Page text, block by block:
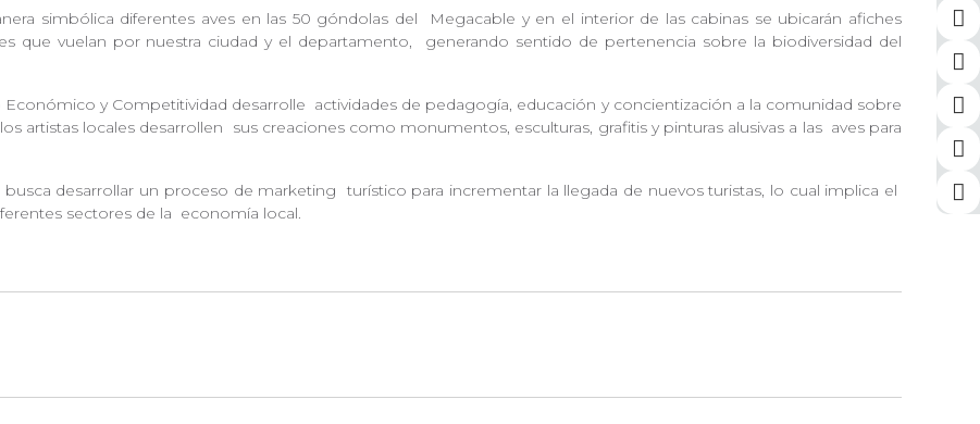
simbólica diferentes aves en las 50 góndolas del
Megacable y en el interior de las cabinas se ubicarán afiches
que vuelan por nuestra ciudad y el departamento,
generando sentido de pertenencia sobre la biodiversidad del
Económico y Competitividad desarrolle actividades de pedagogía, educación y concientización a la comunidad sobre
artistas locales desarrollen sus creaciones como monumentos, esculturas, grafitis y pinturas alusivas a las aves para
desarrollar un proceso de marketing
turístico para incrementar la llegada de nuevos turistas, lo cual implica el
sectores de la economía local.